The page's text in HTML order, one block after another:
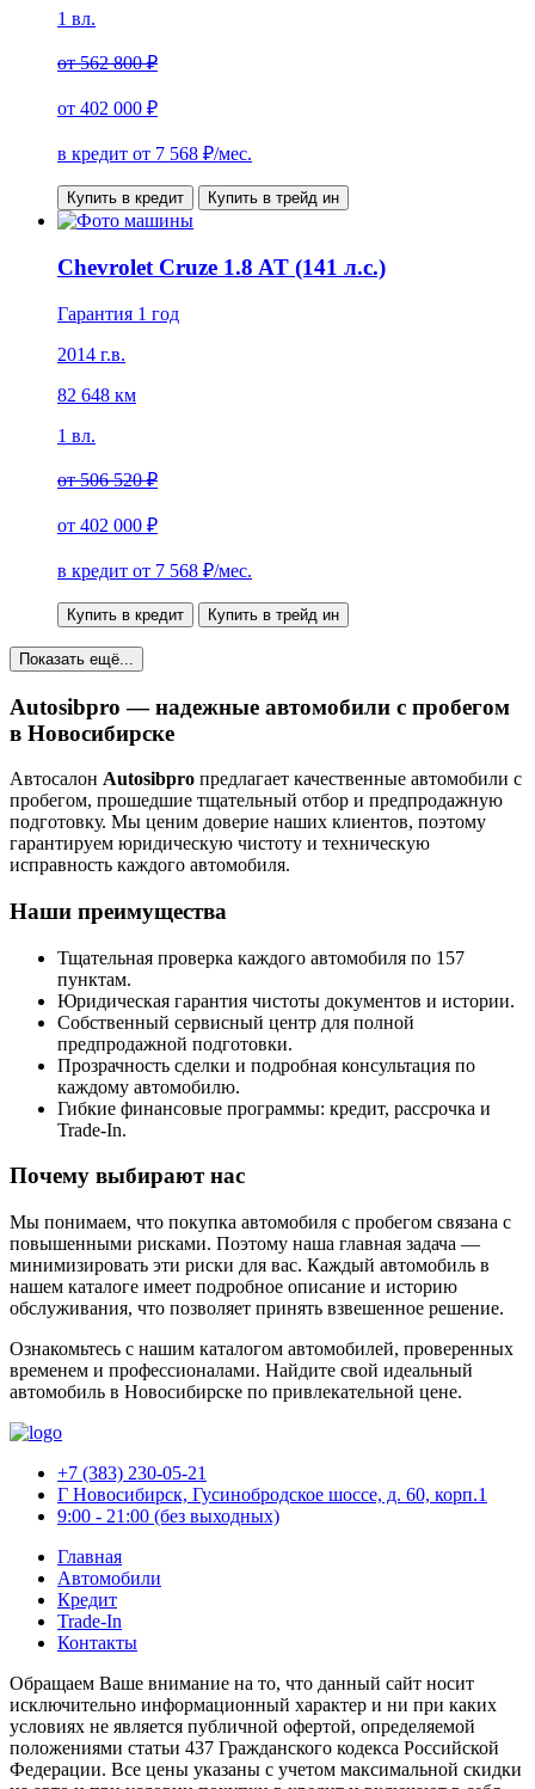
1 вл.
от562 800 ₽
от 402 000 ₽
в кредит от 7 568 ₽/мес.
Купить в кредит Купить в трейд ин
Chevrolet Cruze 1.8 AT (141 л.с.)
Гарантия 1 год
2014 г.в.
82 648 км
1 вл.
от506 520 ₽
от 402 000 ₽
в кредит от 7 568 ₽/мес.
Купить в кредит Купить в трейд ин
Показать ещё...
Autosibpro — надежные автомобили с пробегом
в Новосибирске
Автосалон Autosibpro предлагает качественные автомобили с
пробегом, прошедшие тщательный отбор и предпродажную
подготовку. Мы ценим доверие наших клиентов, поэтому
гарантируем юридическую чистоту и техническую
исправность каждого автомобиля.
Наши преимущества
Тщательная проверка каждого автомобиля по 157
пунктам.
Юридическая гарантия чистоты документов и истории.
Собственный сервисный центр для полной
предпродажной подготовки.
Прозрачность сделки и подробная консультация по
каждому автомобилю.
Гибкие финансовые программы: кредит, рассрочка и
Trade-In.
Почему выбирают нас
Мы понимаем, что покупка автомобиля с пробегом связана с
повышенными рисками. Поэтому наша главная задача —
минимизировать эти риски для вас. Каждый автомобиль в
нашем каталоге имеет подробное описание и историю
обслуживания, что позволяет принять взвешенное решение.
Ознакомьтесь с нашим каталогом автомобилей, проверенных
временем и профессионалами. Найдите свой идеальный
автомобиль в Новосибирске по привлекательной цене.
+7 (383) 230-05-21
Г Новосибирск, Гусинобродское шоссе, д. 60, корп.1
9:00 - 21:00 (без выходных)
Главная
Автомобили
Кредит
Trade-In
Контакты
Обращаем Ваше внимание на то, что данный сайт носит
исключительно информационный характер и ни при каких
условиях не является публичной офертой, определяемой
положениями статьи 437 Гражданского кодекса Российской
Федерации. Все цены указаны с учетом максимальной скидки